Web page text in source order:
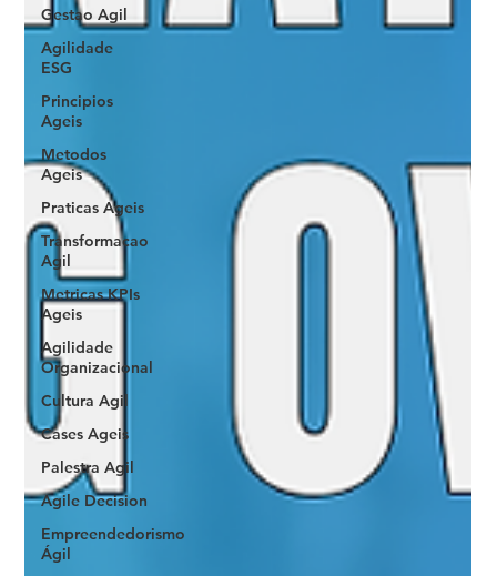
Gestao Agil
Agilidade
ESG
Principios
Ageis
Metodos
Ageis
Praticas Ageis
Transformacao
Agil
Metricas KPIs
Ageis
Agilidade
Organizacional
Cultura Agil
Cases Ageis
Palestra Agil
Agile Decision
Empreendedorismo
Ágil